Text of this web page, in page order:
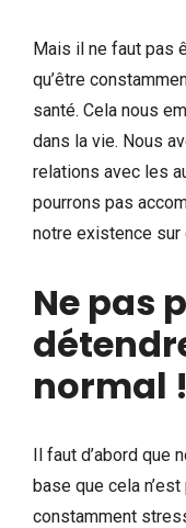
Mais il ne faut pas
qu’être
santé. Cela nous
dans la vie. Nous
relations avec les
pourrons pas
notre existence sur
Ne pas
normal !
Il faut d’abord que
base que cela
constamment